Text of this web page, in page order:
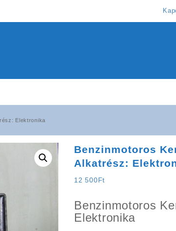
Elektronika
Benzinmotoros
Alkatrész:
12 500Ft
Benzinmotoros
Elektronika